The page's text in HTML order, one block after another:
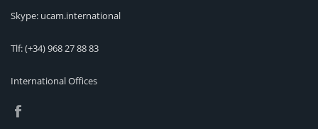
Skype: ucam.international
Tlf:(+34) 968 27 88 83
International Offices